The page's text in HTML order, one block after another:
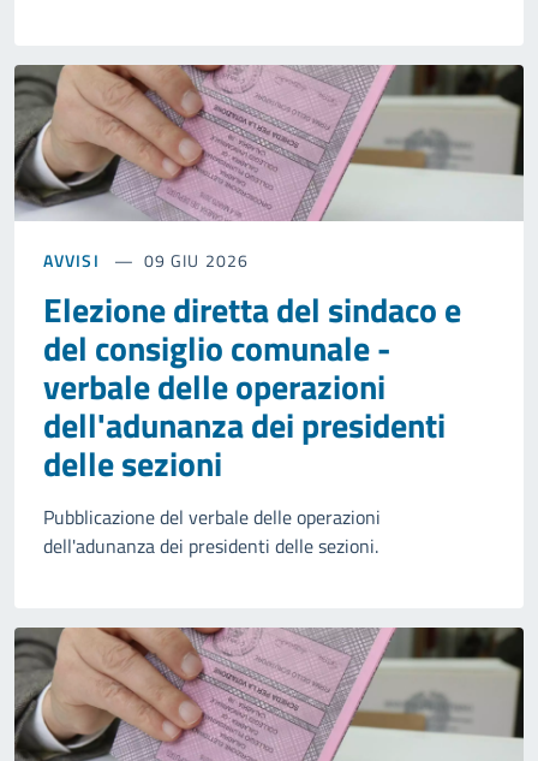
AVVISI 09 GIU 2026
Elezione diretta del sindaco e
del consiglio comunale -
verbale delle operazioni
dell'adunanza dei presidenti
delle sezioni
Pubblicazione del verbale delle operazioni
dell'adunanza dei presidenti delle sezioni.